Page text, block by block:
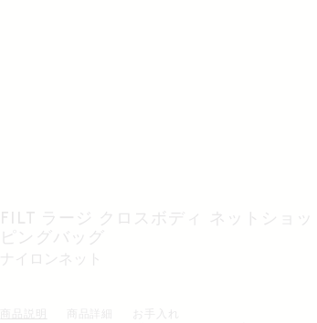
FILT ラージ クロスボディ ネットショッ
ピングバッグ
ナイロンネット